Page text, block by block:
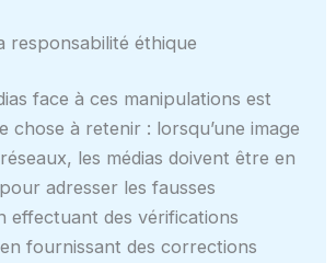
responsabilité éthique
face à ces manipulations est
chose à retenir : lorsqu’une image
les médias doivent être en
adresser les fausses
effectuant des vérifications
fournissant des corrections